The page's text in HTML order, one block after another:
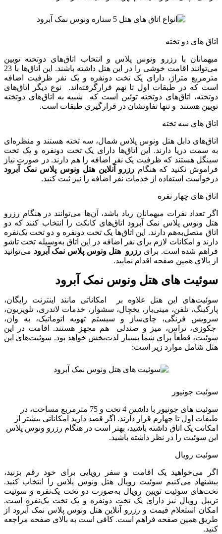
اتاق های دو تخته
میهمانان با رزرو ونوس پلاس و انتخاب اتاق‌های دوتخته تویین
می‌توانند اقامت خوشی را در این هتل داشته باشند. این اتاق‌ها با 23
مترمربع متراژ، دارای یک ‌تخت دونفره و یک نفر ظرفیت اضافه
است که در طبقات اول تا نهم قرارگرفته‌اند. نوع دیگر اتاق‌های
دوتخته، اتاق‌های دوتخته توئین است که شبیه به اتاق‌های دوتخته
تویین هستند و تنها تفاوتشان در قرارگیری طبقات است.
اتاق های سه تخته
اتاق‌های دابل هتل ونوس پلاس شمال، سه تخته هستند و منظره‌ای
به سمت دریا دارند. این اتاق‌ها دارای یک تخت دونفره و یک تخت
سینگل هستند که ظرفیت یک نفر اضافه را هم دارند. در صورت نیاز
فراموش نکنید که هنگام رزرو آنلاین هتل ونوس پلاس نمک آبرود
درخواست استفاده از خدمات نفر اضافه را نیز ثبت کنید.
اتاق های چهار نفره
اگر تعداد نفرات میهمانان زیاد باشد، آن‌ها می‌توانند در هنگام رزرو
هتل ونوس پلاس نمک آبرود اتاق‌های کانکت را انتخاب کنند که دو
اتاق متصل‌به‌هم دارند. این اتاق‌ها یک تخت دونفره و دو تخت یک‌نفره
دارند و امکانات لازم برای نفر اضافه در این اتاق به‌وسیله تخت تاشو
فراهم ‌شده است. برای رزرو هتل ونوس پلاس نمک آبرود می‌توانید
از بالای همین صفحه اقدام نمایید.
سوئیت های هتل ونوس نمک آبرود
سوئیت‌های این هتل علاوه بر امکاناتی مانند اینترنت رایگان،
پارکینگ، تلفن، مینی‌بار، یخچال، سشوار، خدمات لاندری، تلویزیون،
سرویس فرنگی، چای‌ساز و سیستم تهویه اتوماتیک، به وان،
جکوزی، تراس، میز و صندلی هم مجهز هستند. اقامت در این
سوئیت، قطعاً برای شما بسیار لذت‌بخش خواهد بود. سوئیت‌های این
هتل شامل موارد زیر است:
سوئیت جونیور
سوئیت های جونیور با داشتن 4 تخت و 75 مترمربع مساحت، در
طبقات اول تا چهارم قرار دارند. اگر قصد دارید امکاناتی بیشتر از
امکانت یک اتاق داشته باشید، بهتر است در هنگام رزرو ونوس پلاس
این سوئیت را در نظر داشته باشید.
سوئیت رویال
اگر می‌خواهید یک اقامت و سفر رویایی برای خود رقم بزنید،
پیشنهاد می‌کنیم سوئیت رویال هتل ونوس پلاس را انتخاب کنید.
تخت‌های سوئیت تویین رویال به‌صورت دو تخت یک‌نفره و سوئیت
تریپل رویال نیز دارای یک تخت دونفره و یک تخت یک‌نفره است.
امکان استعلام قیمت و رزرو آنلاین هتل ونوس پلاس نمک آبرود از
طریق همین صفحه فراهم است. کافی است به بالای صفحه مراجعه
کنید.